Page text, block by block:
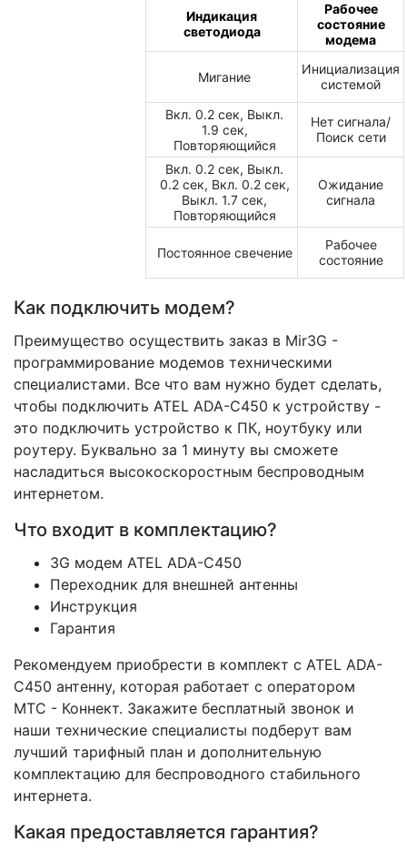
Индикация
светодиода
Рабочее
состояние
модема
Мигание
Инициализация
системой
Вкл. 0.2 сек, Выкл.
1.9 сек,
Повторяющийся
Нет сигнала/
Поиск сети
Вкл. 0.2 сек, Выкл.
0.2 сек, Вкл. 0.2 сек,
Выкл. 1.7 сек,
Повторяющийся
Ожидание
сигнала
Постоянное свечение
Рабочее
состояние
Как подключить модем?
Преимущество осуществить заказ в Mir3G -
программирование модемов техническими
специалистами. Все что вам нужно будет сделать,
чтобы подключить ATEL ADA-С450 к устройству -
это подключить устройство к ПК, ноутбуку или
роутеру. Буквально за 1 минуту вы сможете
насладиться высокоскоростным беспроводным
интернетом.
Что входит в комплектацию?
3G модем ATEL ADA-С450
Переходник для внешней антенны
Инструкция
Гарантия
Рекомендуем приобрести в комплект с ATEL ADA-
С450 антенну, которая работает с оператором
МТС - Коннект. Закажите бесплатный звонок и
наши технические специалисты подберут вам
лучший тарифный план и дополнительную
комплектацию для беспроводного стабильного
интернета.
Какая предоставляется гарантия?